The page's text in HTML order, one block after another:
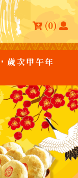
(0)
歲次甲午年